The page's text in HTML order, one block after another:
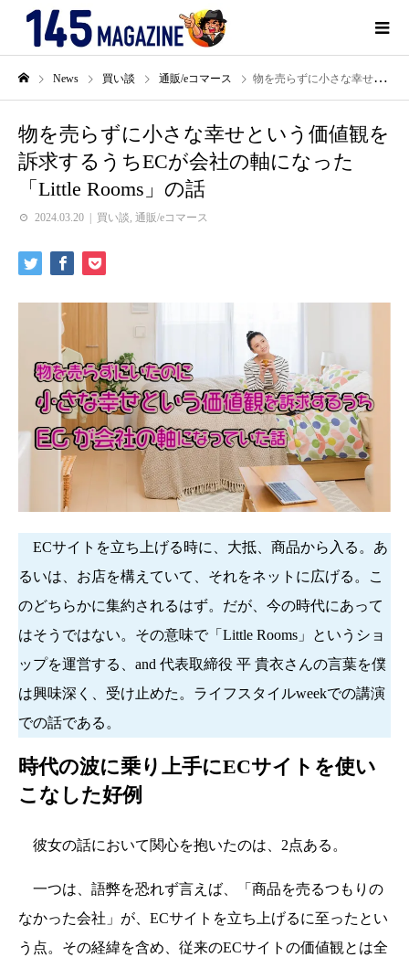
News 買い談 通販/eコマース 物を売らずに小さな幸せという価値観を訴求するうちECが会社の軸になった「Little Rooms」の話
物を売らずに小さな幸せという価値観を
訴求するうちECが会社の軸になった
「Little Rooms」の話
2024.03.20 買い談 通販/eコマース
ECサイトを立ち上げる時に、大抵、商品から入る。あ
るいは、お店を構えていて、それをネットに広げる。こ
のどちらかに集約されるはず。だが、今の時代にあって
はそうではない。その意味で「Little Rooms」というショ
ップを運営する、and 代表取締役 平 貴衣さんの言葉を僕
は興味深く、受け止めた。ライフスタイルweekでの講演
での話である。
時代の波に乗り上手にECサイトを使い
こなした好例
彼女の話において関心を抱いたのは、2点ある。
一つは、語弊を恐れず言えば、「商品を売るつもりの
なかった会社」が、ECサイトを立ち上げるに至ったとい
う点。その経緯を含め、従来のECサイトの価値観とは全